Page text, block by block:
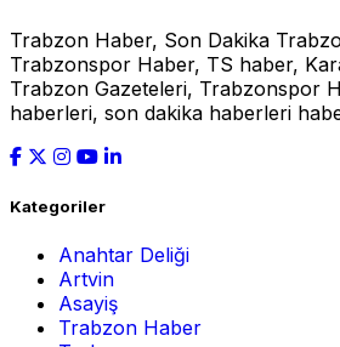
Trabzon Haber, Son Dakika
Trabzonspor Haber, TS haber,
Trabzon Gazeteleri, Trabzonspor
haberleri, son dakika haberleri
Kategoriler
Anahtar Deliği
Artvin
Asayiş
Trabzon Haber